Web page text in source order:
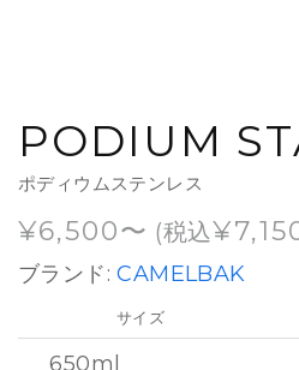
PODIUM
ポディウムステンレス
¥6,500 (税込¥
ブランド:CAMELBAK
サイズ
650ml